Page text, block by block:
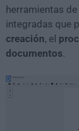
herramientas
integradas que
creación, el
documentos.